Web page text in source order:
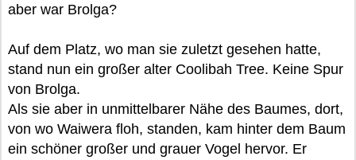
aber war Brolga?
Auf dem Platz, wo man sie zuletzt gesehen hatte,
stand nun ein großer alter Coolibah Tree. Keine Spur
von Brolga.
Als sie aber in unmittelbarer Nähe des Baumes, dort,
von wo Waiwera floh, standen, kam hinter dem Baum
ein schöner großer und grauer Vogel hervor. Er